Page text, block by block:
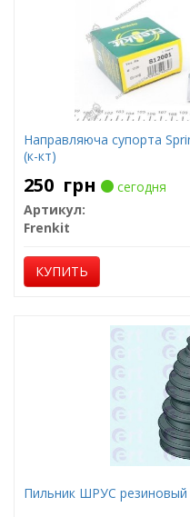
Направляюча супорта
(к-кт)
250 грн
сегодня
Артикул:
Frenkit
КУПИТЬ
Пильник ШРУС резиновый